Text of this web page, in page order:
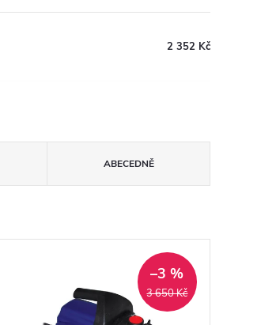
2 352 Kč
ABECEDNĚ
3 650 Kč
–3 %